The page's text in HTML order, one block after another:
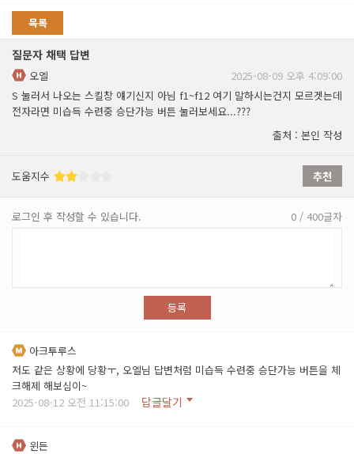
목록
질문자 채택 답변
오엘
2025-08-09 오후 4:09:00
S 눌러서 나오는 스킬창 얘기신지 아님 f1~f12 여기 말하시는건지 모르겟는데
전자라면 미습득 수련중 승단가능 버튼 눌러보세요...???
출처 : 본인 작성
도움지수 추천
로그인 후 작성할 수 있습니다. 0 / 400글자
등록
아크투루스
저도 같은 상황에 당황ㅜ, 오엘님 답변처럼 미습득 수련중 승단가능 버튼을 체
크해제 해보심이~
2025-08-12 오전 11:15:00
답글달기
윈든